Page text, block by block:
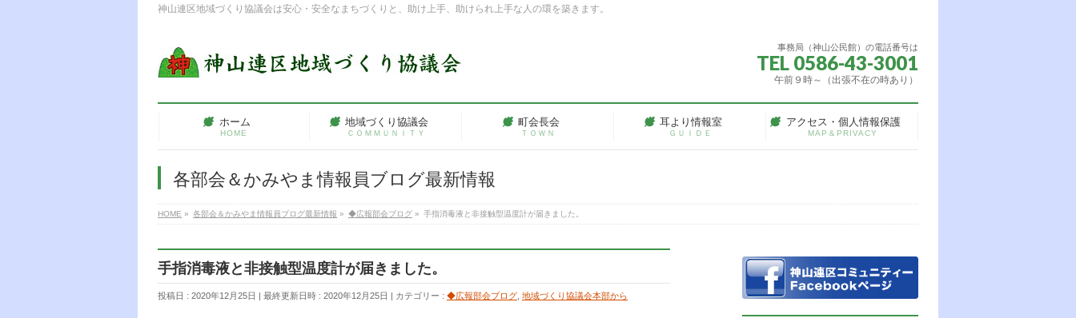
神山連区地域づくり協議会は安心・安全なまちづくりと、助け上手、助けられ上手な人の環を築きます。
事務局（神山公民館）の電話番号は
TEL 0586-43-3001
午前９時～（出張不在の時あり）
ホーム
HOME
地域づくり協議会
ＣＯＭＭＵＮＩＴＹ
町会長会
ＴＯＷＮ
耳より情報室
ＧＵＩＤＥ
アクセス・個人情報保護
MAP＆PRIVACY
各部会＆かみやま情報員ブログ最新情報
HOME » 各部会＆かみやま情報員ブログ最新情報 » ◆広報部会ブログ » 手指消毒液と非接触型温度計が届きました。
手指消毒液と非接触型温度計が届きました。
投稿日 : 2020年12月25日 最終更新日時 : 2020年12月25日 カテゴリー : ◆広報部会ブログ 地域づくり協議会本部から